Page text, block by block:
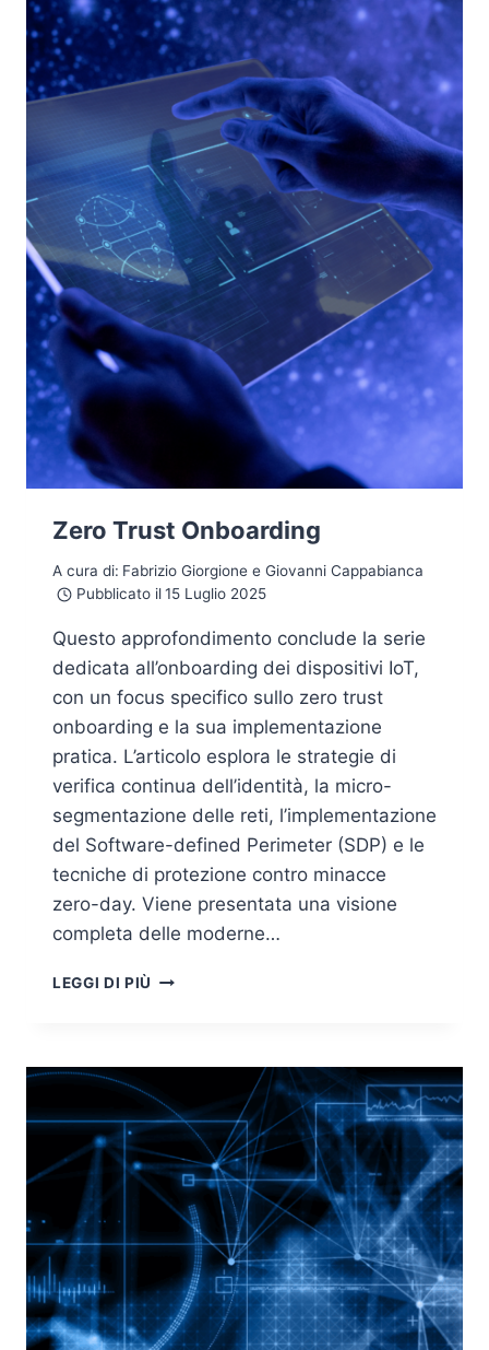
Zero Trust Onboarding
A cura di: Fabrizio Giorgione e Giovanni Cappabianca
Pubblicato il 15 Luglio 2025
Questo approfondimento conclude la serie
dedicata all’onboarding dei dispositivi IoT,
con un focus specifico sullo zero trust
onboarding e la sua implementazione
pratica. L’articolo esplora le strategie di
verifica continua dell’identità, la micro-
segmentazione delle reti, l’implementazione
del Software-defined Perimeter (SDP) e le
tecniche di protezione contro minacce
zero-day. Viene presentata una visione
completa delle moderne…
LEGGI DI PIÙ ZERO